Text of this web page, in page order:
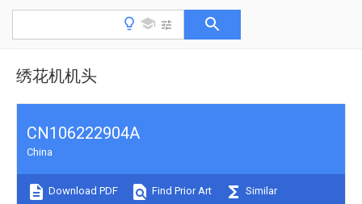
绣花机机头
CN106222904A
China
Download PDF Find Prior Art Similar